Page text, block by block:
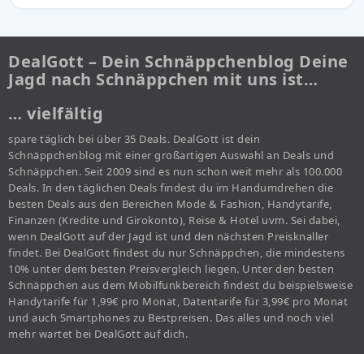
DealGott – Dein Schnäppchenblog Deine
Jagd nach Schnäppchen mit uns ist…
… vielfältig
spare täglich bei über 35 Deals. DealGott ist dein
Schnäppchenblog mit einer großartigen Auswahl an Deals und
Schnäppchen. Seit 2009 sind es nun schon weit mehr als 100.000
Deals. In den täglichen Deals findest du im Handumdrehen die
besten Deals aus den Bereichen Mode & Fashion, Handytarife,
Finanzen (Kredite und Girokonto), Reise & Hotel uvm. Sei dabei,
wenn DealGott auf der Jagd ist und den nächsten Preisknaller
findet. Bei DealGott findest du nur Schnäppchen, die mindestens
10% unter dem besten Preisvergleich liegen. Unter den besten
Schnäppchen aus dem Mobilfunkbereich findest du beispielsweise
Handytarife für 1,99€ pro Monat, Datentarife für 3,99€ pro Monat
und auch Smartphones zu Bestpreisen. Das alles und noch viel
mehr wartet bei DealGott auf dich.